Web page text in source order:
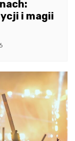
i magii